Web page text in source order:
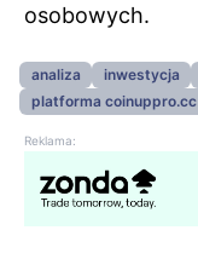
osobowych.
analiza inwestycja
platforma coinuppro.cc
Reklama: